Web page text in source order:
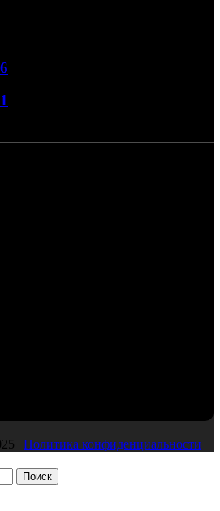
| Политика конфиденциальности
Поиск